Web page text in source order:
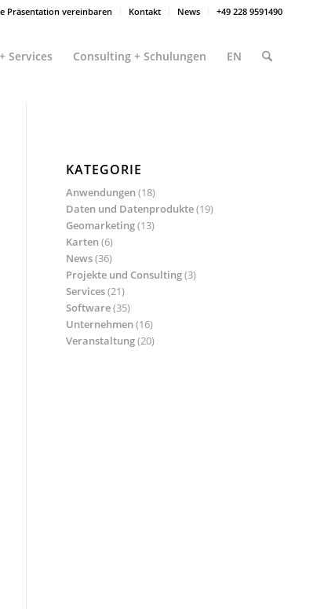
Präsentation vereinbaren Kontakt News +49 228 9591490
Services Consulting + Schulungen EN
KATEGORIE
Anwendungen(18)
Daten und Datenprodukte(19)
Geomarketing(13)
Karten(6)
News(36)
Projekte und Consulting(3)
Services(21)
Software(35)
Unternehmen(16)
Veranstaltung(20)